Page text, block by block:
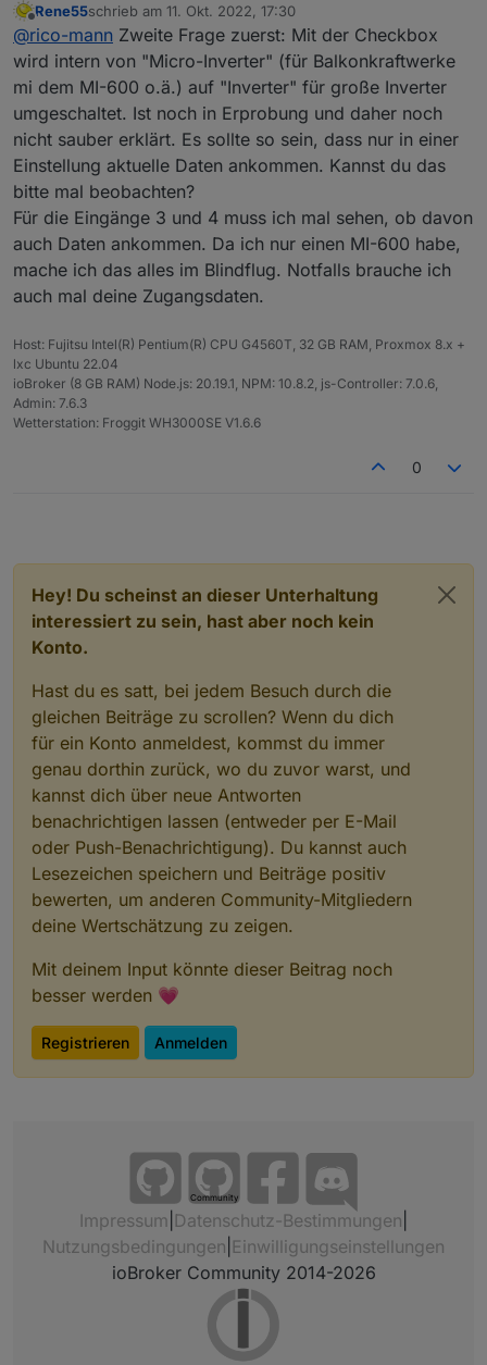
Vielen Dank für deine großartige Arbeit! Ich nutze
einen
Deye 1600, welcher sich ohne Probleme einbinden
lies.
Frage: wäre es möglich, die Eingänge drei und vier
ebenso wie die Eingänge eins und zwei zu
überwachen?
Zweite Frage: Wozu dient die checkbox „inverter“ in
den Adaptereinstellungen? Ich habe einmal mit und
einmal ohne probiert, konnte jedoch kein
unterschied feststellen.
Offline
Rene55schrieb am 11. Okt. 2022, 17:30
zuletzt editiert von
@rico-mann Zweite Frage zuerst: Mit der Checkbox
wird intern von "Micro-Inverter" (für Balkonkraftwerke
mi dem MI-600 o.ä.) auf "Inverter" für große Inverter
umgeschaltet. Ist noch in Erprobung und daher noch
nicht sauber erklärt. Es sollte so sein, dass nur in einer
Einstellung aktuelle Daten ankommen. Kannst du das
bitte mal beobachten?
Für die Eingänge 3 und 4 muss ich mal sehen, ob davon
auch Daten ankommen. Da ich nur einen MI-600 habe,
mache ich das alles im Blindflug. Notfalls brauche ich
auch mal deine Zugangsdaten.
Host: Fujitsu Intel(R) Pentium(R) CPU G4560T, 32 GB RAM, Proxmox 8.x +
lxc Ubuntu 22.04
ioBroker (8 GB RAM) Node.js: 20.19.1, NPM: 10.8.2, js-Controller: 7.0.6,
Admin: 7.6.3
Wetterstation: Froggit WH3000SE V1.6.6
0
Hey! Du scheinst an dieser Unterhaltung
interessiert zu sein, hast aber noch kein
Konto.
Hast du es satt, bei jedem Besuch durch die
gleichen Beiträge zu scrollen? Wenn du dich
für ein Konto anmeldest, kommst du immer
genau dorthin zurück, wo du zuvor warst, und
kannst dich über neue Antworten
benachrichtigen lassen (entweder per E-Mail
oder Push-Benachrichtigung). Du kannst auch
Lesezeichen speichern und Beiträge positiv
bewerten, um anderen Community-Mitgliedern
deine Wertschätzung zu zeigen.
Mit deinem Input könnte dieser Beitrag noch
besser werden 💗
Registrieren Anmelden
Community
Impressum Datenschutz-Bestimmungen
Nutzungsbedingungen Einwilligungseinstellungen
ioBroker Community 2014-2026